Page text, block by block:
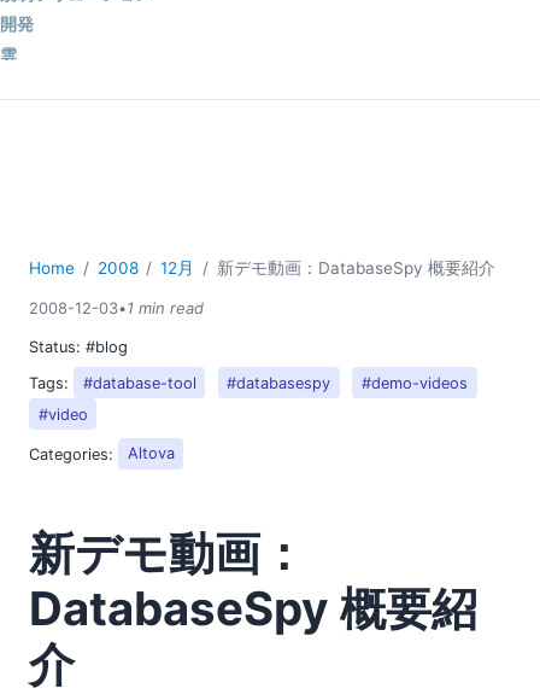
開発
雲
2026
2021
2018
2017
2016
2015
2012
2011
2010
2009
2008
Home 2008 12月 新デモ動画：DatabaseSpy 概要紹介
2008-12-03•1 min read
Status: #blog
Tags:
#database-tool #databasespy
#demo-videos
#video
Categories: Altova
新デモ動画：
DatabaseSpy 概要紹
介